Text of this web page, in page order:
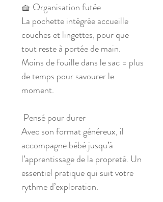
🧺 Organisation futée
La pochette intégrée accueille
couches et lingettes, pour que
tout reste à portée de main.
Moins de fouille dans le sac = plus
de temps pour savourer le
moment.
Pensé pour durer
Avec son format généreux, il
accompagne bébé jusqu’à
l’apprentissage de la propreté. Un
essentiel pratique qui suit votre
rythme d’exploration.